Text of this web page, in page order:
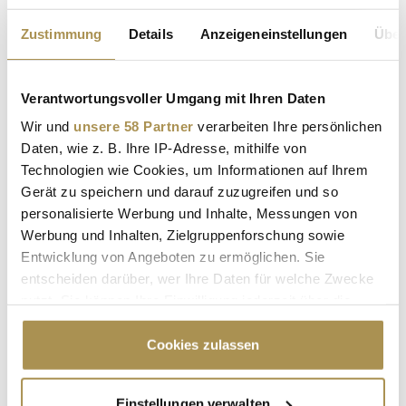
Zustimmung Details Anzeigeneinstellungen
Verantwortungsvoller Umgang mit Ihren Daten
Wir und unsere 58 Partner verarbeiten Ihre persönlichen
Daten, wie z. B. Ihre IP-Adresse, mithilfe von
Technologien wie Cookies, um Informationen auf Ihrem
Gerät zu speichern und darauf zuzugreifen und so
personalisierte Werbung und Inhalte, Messungen von
Werbung und Inhalten, Zielgruppenforschung sowie
Entwicklung von Angeboten zu ermöglichen. Sie
entscheiden darüber, wer Ihre Daten für welche Zwecke
Cookie-Erklärung oder durch Klicken auf das Privacy
Trigger Symbol ändern oder widerrufen
Cookies zulassen
SUCHEN
Suche nach Branche
SUCHEN
Ist Ihr Beitrag nicht mehr aktuell?
LEADERSNET.TV
LAUTSCHALTEN